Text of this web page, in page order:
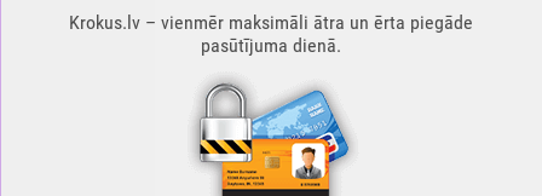
Krokus.lv – vienmēr maksimāli ātra un ērta piegāde
pasūtījuma dienā.